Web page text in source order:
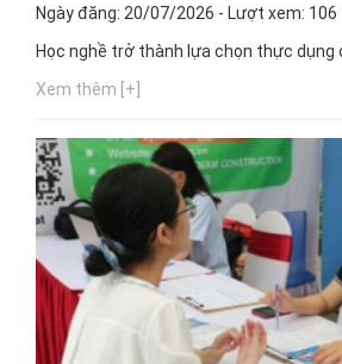
Ngày đăng: 20/07/2026 - Lượt xem: 106
Học nghề trở thành lựa chọn thực dụng
Xem thêm [+]